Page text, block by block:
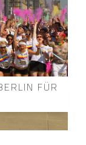
FÜR